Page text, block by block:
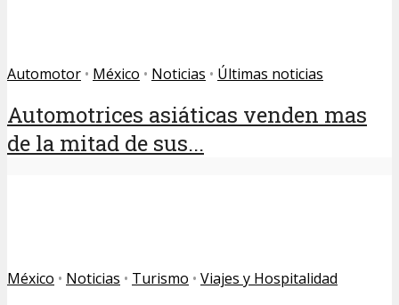
Automotor • México • Noticias • Últimas noticias
Automotrices asiáticas venden mas
de la mitad de sus...
México • Noticias • Turismo • Viajes y Hospitalidad